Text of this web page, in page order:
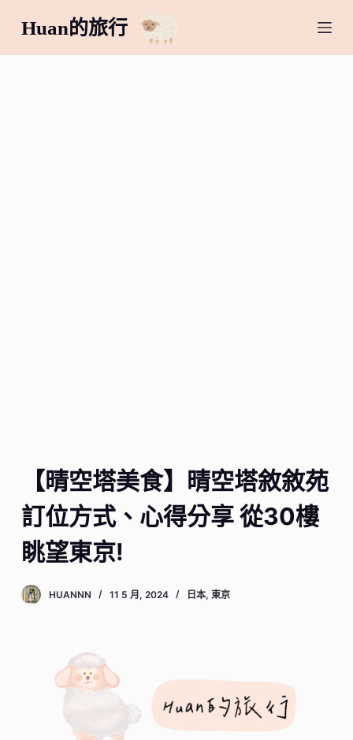
跳
至
主
Huan的旅行
【晴空塔美食】晴空塔敘敘苑
訂位方式、心得分享 從30樓
眺望東京!
HUANNN 11 5 月, 2024 日本, 東京